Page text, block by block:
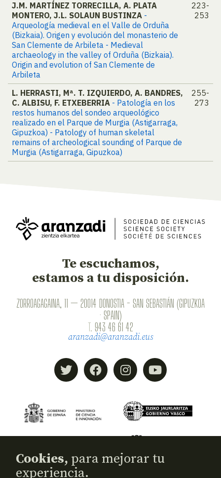
J.M. MARTÍNEZ TORRECILLA, A. PLATA
MONTERO, J.L. SOLAUN BUSTINZA -
Arqueología medieval en el Valle de Orduña
(Bizkaia). Origen y evolución del monasterio de
San Clemente de Arbileta - Medieval
archaeology in the valley of Orduña (Bizkaia).
Origin and evolution of San Clemente de
Arbileta
223-
253
L. HERRASTI, Mª. T. IZQUIERDO, A. BANDRES,
C. ALBISU, F. ETXEBERRIA - Patología en los
restos humanos del sondeo arqueológico
realizado en el Parque de Murgia (Astigarraga,
Gipuzkoa) - Patology of human skeletal
remains of archeological sounding of Parque de
Murgia (Astigarraga, Gipuzkoa)
255-
273
Te escuchamos,
estamos a tu disposición.
ZORROAGAGAINA, 11 — 20014 DONOSTIA - SAN SEBASTIÁN (GIPUZKOA
· SPAIN)
T. 943 46 61 42
aranzadi@aranzadi.eus
Cookies, para mejorar tu
experiencia.